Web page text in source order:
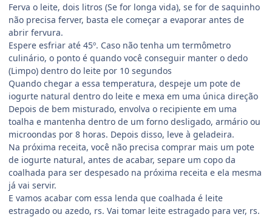
Ferva o leite, dois litros (Se for longa vida), se for de saquinho
não precisa ferver, basta ele começar a evaporar antes de
abrir fervura.
Espere esfriar até 45º. Caso não tenha um termômetro
culinário, o ponto é quando você conseguir manter o dedo
(Limpo) dentro do leite por 10 segundos
Quando chegar a essa temperatura, despeje um pote de
iogurte natural dentro do leite e mexa em uma única direção
Depois de bem misturado, envolva o recipiente em uma
toalha e mantenha dentro de um forno desligado, armário ou
microondas por 8 horas. Depois disso, leve à geladeira.
Na próxima receita, você não precisa comprar mais um pote
de iogurte natural, antes de acabar, separe um copo da
coalhada para ser despesado na próxima receita e ela mesma
já vai servir.
E vamos acabar com essa lenda que coalhada é leite
estragado ou azedo, rs. Vai tomar leite estragado para ver, rs.